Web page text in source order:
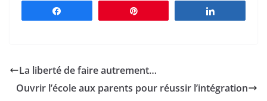
La liberté de faire autrement…
Ouvrir l’école aux parents pour réussir l’intégration